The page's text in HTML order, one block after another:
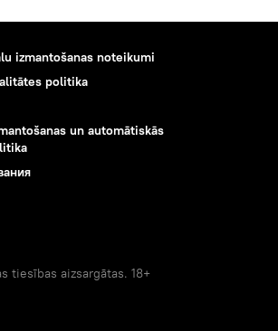
izmantošanas noteikumi
politika
un automātiskās
tiesības aizsargātas. 18+